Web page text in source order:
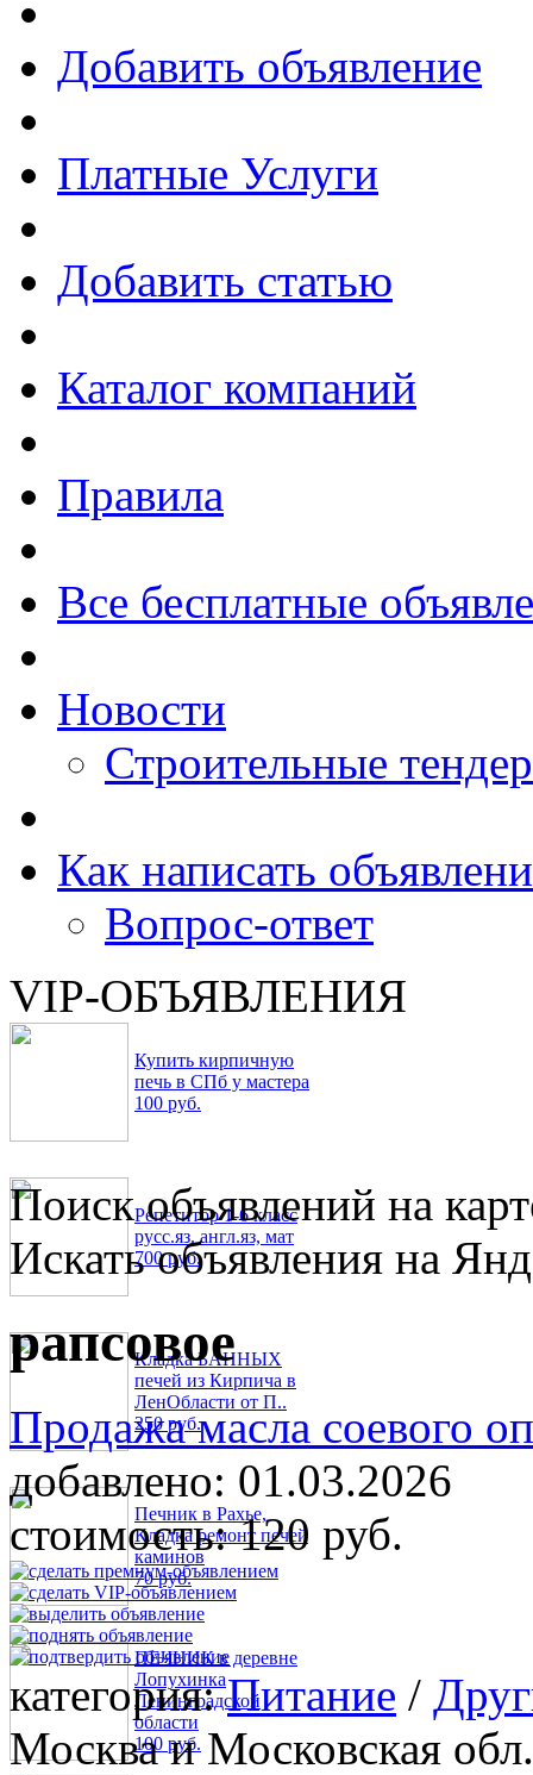
Добавить объявление
Платные Услуги
Добавить статью
Каталог компаний
Правила
Все бесплатные
Новости
Строительные
Как написать
Вопрос-ответ
VIP-ОБЪЯВЛЕНИЯ
Купить кирпичную
печь в СПб у мастера
100 руб.
Репетитор 1-6 класс
русс.яз. англ.яз, мат
700 руб.
Кладка БАННЫХ
печей из Кирпича в
ЛенОбласти от П..
250 руб.
Печник в Рахье,
Кладка ремонт печей
каминов
70 руб.
ПЕЧНИК в деревне
Лопухинка
Ленинградской
области
100 руб.
Поиск объявлений на
Искать объявления на
рапсовое
Продажа масла соевого
добавлено: 01.03.2026
стоимость:120 руб.
категория:Питание /
Москва и Московская